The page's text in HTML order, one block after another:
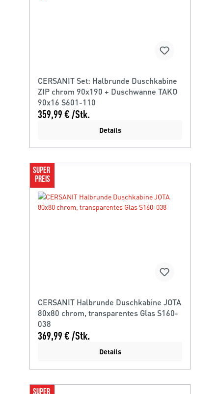
CERSANIT Set: Halbrunde Duschkabine
ZIP chrom 90x190 + Duschwanne TAKO
90x16 S601-110
359,99 € /Stk.
Details
SUPER
PREIS
CERSANIT Halbrunde Duschkabine JOTA
80x80 chrom, transparentes Glas S160-
038
369,99 € /Stk.
Details